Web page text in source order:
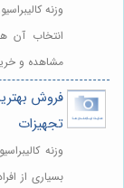
وزنه
انتخاب آن
مشاهده و
فروش
تجهیزات
وزنه
بسیاری از